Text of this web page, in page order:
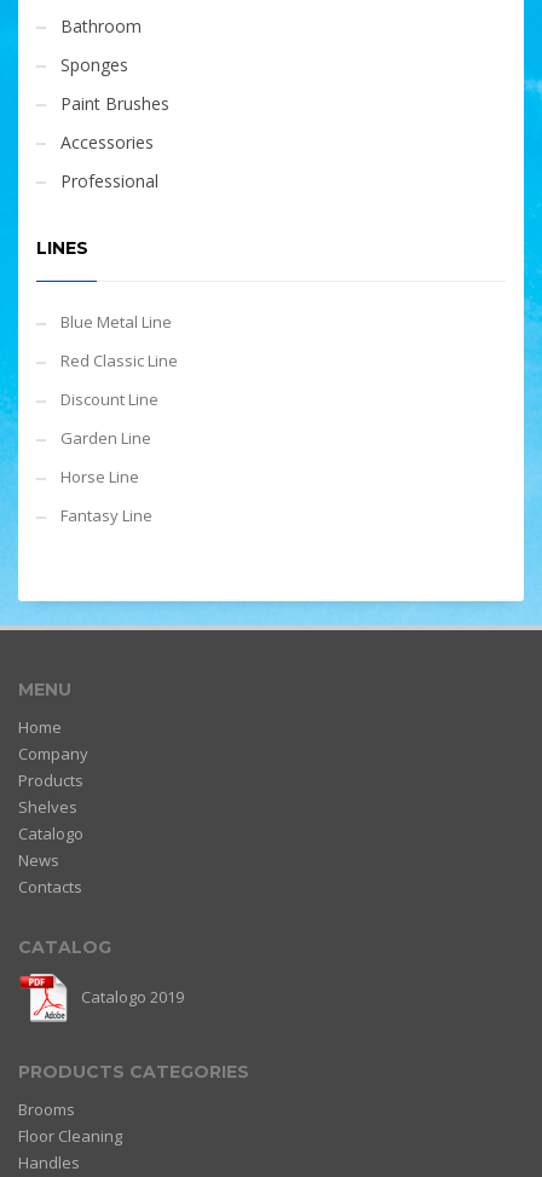
Bathroom
Sponges
Paint Brushes
Accessories
Professional
LINES
Blue Metal Line
Red Classic Line
Discount Line
Garden Line
Horse Line
Fantasy Line
MENU
Home
Company
Products
Shelves
Catalogo
News
Contacts
CATALOG
Catalogo 2019
PRODUCTS CATEGORIES
Brooms
Floor Cleaning
Handles